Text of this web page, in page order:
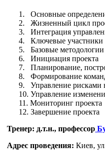
1.
Основные
2.
Жизненный цикл
3.
Интеграция
4.
Ключевые участники
5.
Базовые
6.
Инициация проекта
7.
Планирование,
8.
Формирование
9.
Управление рисками
10. Управление
11. Мониторинг проекта
12. Завершение проекта
Тренер: д.т.н., профессор
Адрес проведения: Киев,